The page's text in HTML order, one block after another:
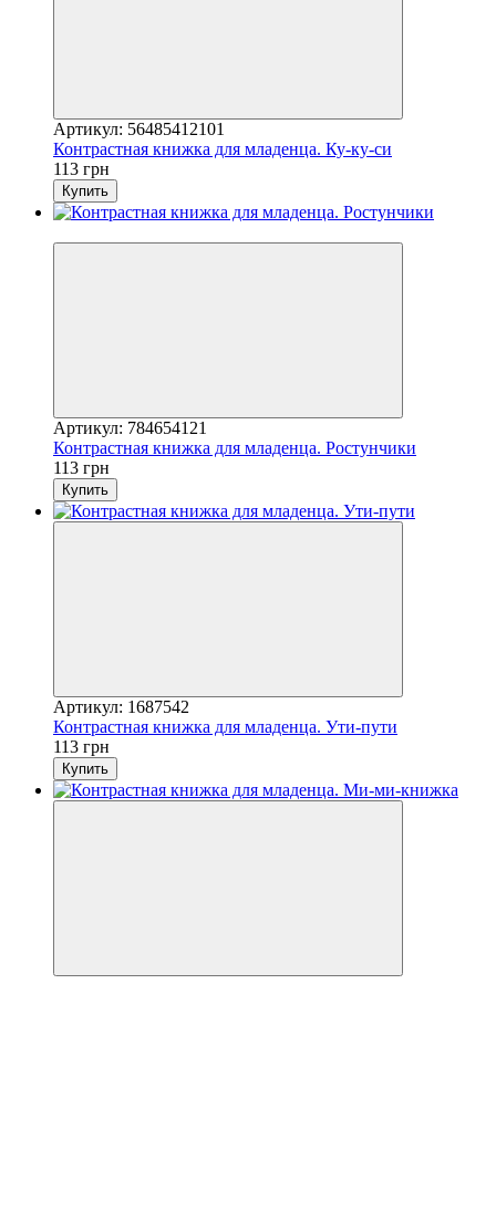
Артикул: 56485412101
Контрастная книжка для младенца. Ку-ку-си
113 грн
Купить
Артикул: 784654121
Контрастная книжка для младенца. Ростунчики
113 грн
Купить
Артикул: 1687542
Контрастная книжка для младенца. Ути-пути
113 грн
Купить